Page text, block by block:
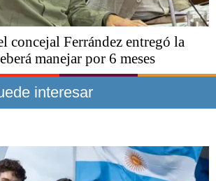
concejal Ferrández entregó la
manejar por 6 meses
interesar